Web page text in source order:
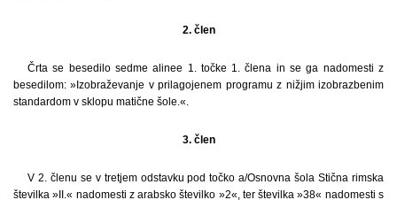
2. člen
Črta se besedilo sedme alinee 1. točke 1. člena in se ga nadomesti z
besedilom: »Izobraževanje v prilagojenem programu z nižjim izobrazbenim
standardom v sklopu matične šole.«.
3. člen
V 2. členu se v tretjem odstavku pod točko a/Osnovna šola Stična rimska
številka »II.« nadomesti z arabsko številko »2«, ter številka »38« nadomesti s